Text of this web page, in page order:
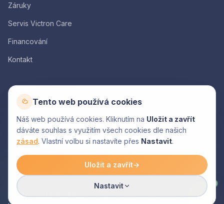
Záruky
Servis Victron Care
Financování
Kontakt
AKCE
Kalkulačka
Poptávka
Moje nabídka
© 2026 SOLAR BARON
AC & HS, s.r.o. – Všechna práva
AI
Tento web používá cookies
Náš web používá cookies. Kliknutím na Uložit a zavřít
dáváte souhlas s využitím všech cookies dle našich
zásad. Vlastní volbu si nastavíte přes Nastavit.
Uložit a zavřít→
Nastavit